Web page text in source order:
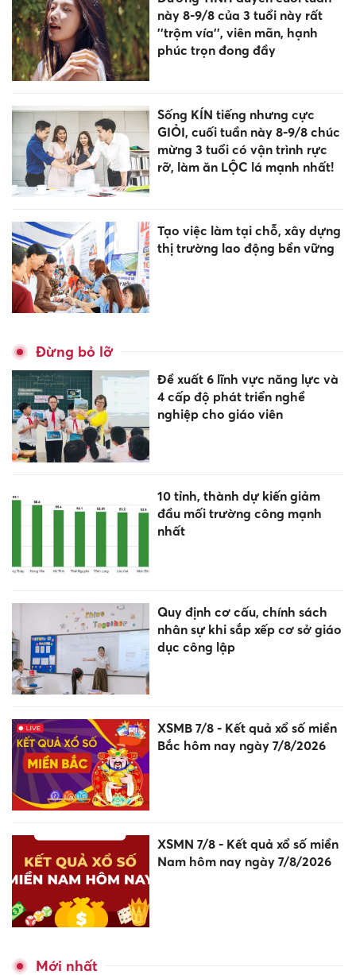
này 8-9/8 của 3 tuổi này rất
''trộm vía'', viên mãn, hạnh
phúc trọn đong đầy
Sống KÍN tiếng nhưng cực
GIỎI, cuối tuần này 8-9/8 chúc
mừng 3 tuổi có vận trình rực
rỡ, làm ăn LỘC lá mạnh nhất!
Tạo việc làm tại chỗ, xây dựng
thị trường lao động bền vững
Đừng bỏ lỡ
Đề xuất 6 lĩnh vực năng lực và
4 cấp độ phát triển nghề
nghiệp cho giáo viên
10 tỉnh, thành dự kiến giảm
đầu mối trường công mạnh
nhất
Quy định cơ cấu, chính sách
nhân sự khi sắp xếp cơ sở giáo
dục công lập
XSMB 7/8 - Kết quả xổ số miền
Bắc hôm nay ngày 7/8/2026
XSMN 7/8 - Kết quả xổ số miền
Nam hôm nay ngày 7/8/2026
Mới nhất